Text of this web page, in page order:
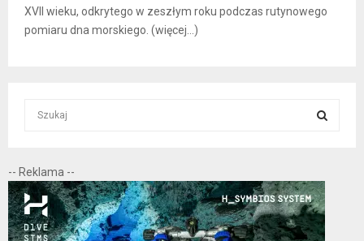
XVII wieku, odkrytego w zeszłym roku podczas rutynowego
pomiaru dna morskiego. (więcej…)
c
h
f
o
E
A
-- Reklama --